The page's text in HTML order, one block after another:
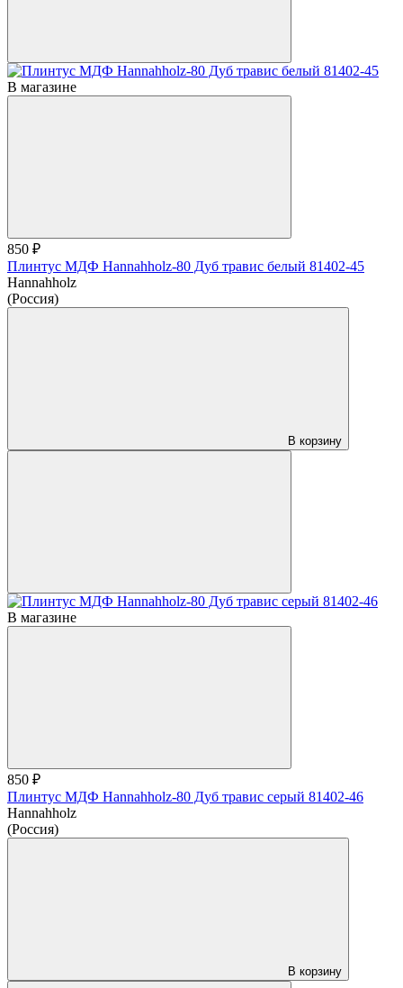
В магазине
850 ₽
Плинтус МДФ Hannahholz-80 Дуб травис белый 81402-45
Hannahholz
(Россия)
В корзину
В магазине
850 ₽
Плинтус МДФ Hannahholz-80 Дуб травис серый 81402-46
Hannahholz
(Россия)
В корзину